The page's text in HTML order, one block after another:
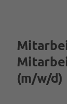
(m/w/d)